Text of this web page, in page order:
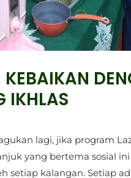
KEBAIKAN
IKHLAS
lagi, jika program
yang bertema sosial
setiap kalangan. Setiap